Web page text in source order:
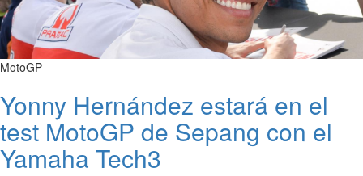
MotoGP
Yonny Hernández estará en el
test MotoGP de Sepang con el
Yamaha Tech3